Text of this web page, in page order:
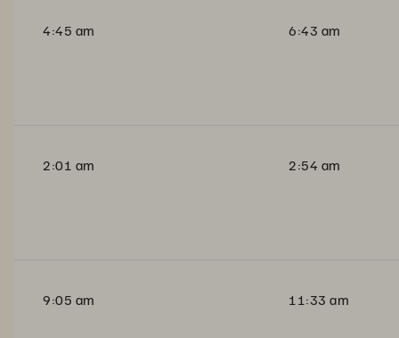
4:45 am 6:43 am
2:01 am 2:54 am
9:05 am 11:33 am